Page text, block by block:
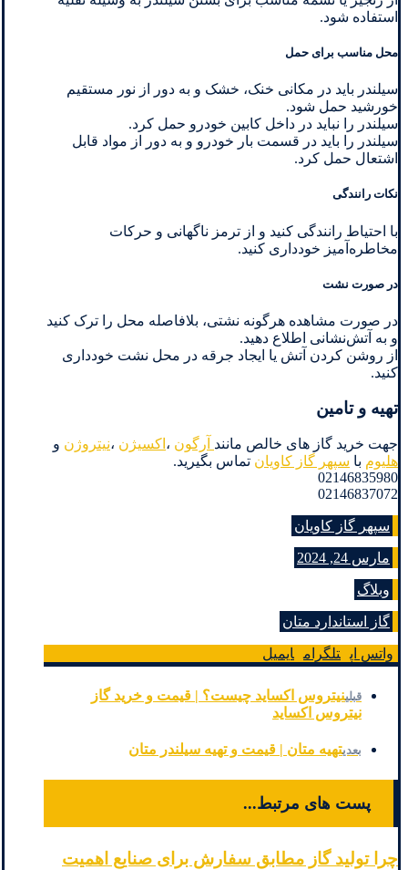
استفاده شود.
محل مناسب برای حمل
سیلندر باید در مکانی خنک، خشک و به دور از نور مستقیم
خورشید حمل شود.
سیلندر را نباید در داخل کابین خودرو حمل کرد.
سیلندر را باید در قسمت بار خودرو و به دور از مواد قابل
اشتعال حمل کرد.
نکات رانندگی
با احتیاط رانندگی کنید و از ترمز ناگهانی و حرکات
مخاطره‌آمیز خودداری کنید.
در صورت نشت
در صورت مشاهده هرگونه نشتی، بلافاصله محل را ترک کنید
و به آتش‌نشانی اطلاع دهید.
از روشن کردن آتش یا ایجاد جرقه در محل نشت خودداری
کنید.
تهیه و تامین
جهت خرید گاز های خالص مانند آرگون ، اکسیژن ،نیتروژن و
هلیوم با سپهر گاز کاویان تماس بگیرید.
02146835980
02146837072
سپهر گاز کاویان
مارس 24, 2024
وبلاگ
گاز استاندارد متان
واتس اپ تلگرام ایمیل
قبلینیتروس اکساید چیست؟ | قیمت و خرید گاز
نیتروس اکساید
بعدیتهیه متان | قیمت و تهیه سیلندر متان
پست های مرتبط...
چرا تولید گاز مطابق سفارش برای صنایع اهمیت